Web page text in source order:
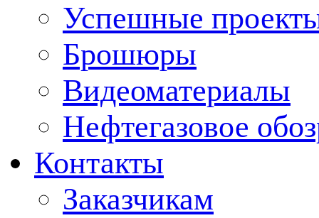
Успешные
Брошюры
Видеоматериалы
Нефтегазовое
Контакты
Заказчикам